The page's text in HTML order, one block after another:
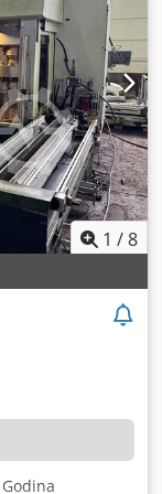
brušenje sto,
za balansiranje
runom Stol
uređaja, •
Hidr. Konjić sa
rashladnog
da se
za izgradnju
što se vidi
Z-osa
Z-osa 10.000 N
12 Držač za
Težina mašine
Transporter
Knoll
1 /8